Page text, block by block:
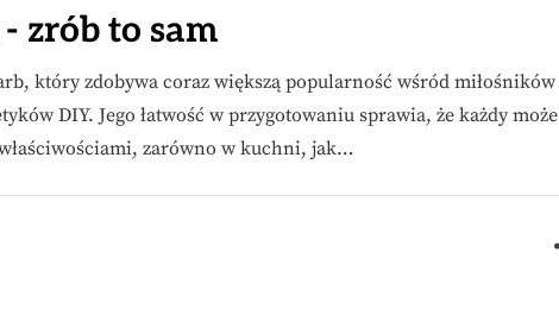
zrób to sam
który zdobywa coraz większą popularność wśród miłośników
DIY. Jego łatwość w przygotowaniu sprawia, że każdy może
zarówno w kuchni, jak…